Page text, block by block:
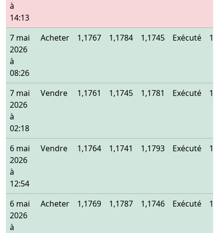
à
14:13
7 mai
2026
à
08:26
Acheter 1,1767 1,1784 1,1745 Exécuté
7 mai
2026
à
02:18
Vendre 1,1761 1,1745 1,1781 Exécuté
6 mai
2026
à
12:54
Vendre 1,1764 1,1741 1,1793 Exécuté
6 mai
2026
à
Acheter 1,1769 1,1787 1,1746 Exécuté